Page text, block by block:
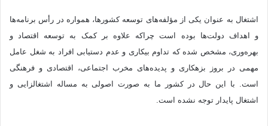
اشتغال به عنوان یکی از مؤلفه‌های توسعه کشورها، همواره در رأس برنامه‌ها
و اهداف دولت‌ها بوده است چراکه علاوه بر کمک به توسعه اقتصاد و
بهره‌وری، مشخص شده که تداوم بیکاری و عدم دستیابی افراد به شغل عامل
مهمی در بروز بزهکاری و پدیده‌های مخرب اجتماعی، اقتصادی و فرهنگی
است. با این حال در کشور ما به صورت اصولی به مساله اشتغالزایی و
اشتغال پایدار توجه نشده است.